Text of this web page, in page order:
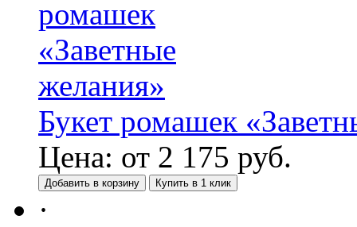
Букет ромашек
Цена: от 2 175 руб.
Добавить в корзину Купить в 1 клик
·